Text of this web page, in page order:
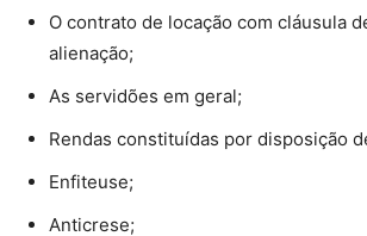
O contrato de locação com cláusula
alienação;
As servidões em geral;
Rendas constituídas por disposição
Enfiteuse;
Anticrese;